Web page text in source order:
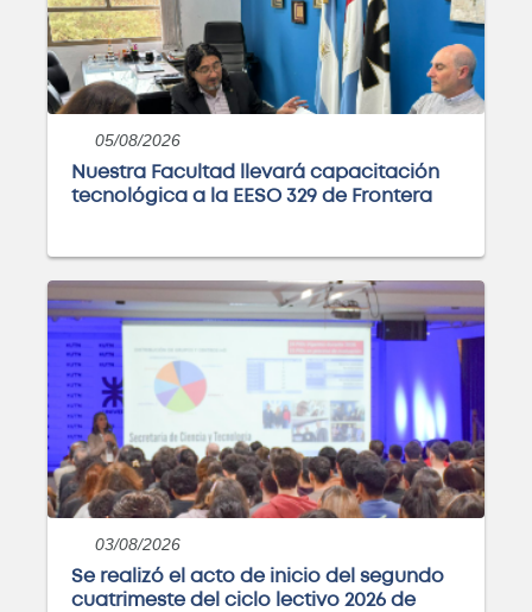
05/08/2026
Nuestra Facultad llevará capacitación
tecnológica a la EESO 329 de Frontera
03/08/2026
Se realizó el acto de inicio del segundo
cuatrimeste del ciclo lectivo 2026 de